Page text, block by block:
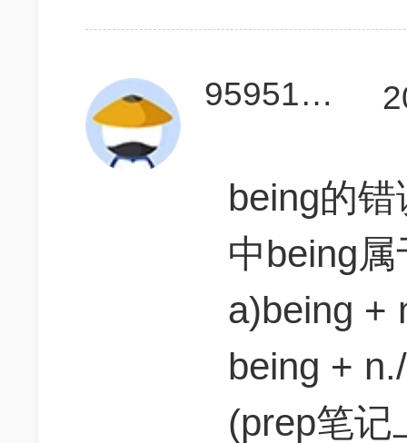
959514781
being的
中being
a)being +
being +
(prep笔记